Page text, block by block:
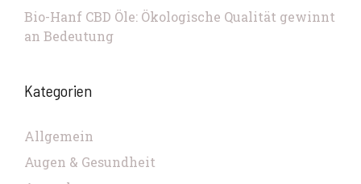
Bio-Hanf CBD Öle: Ökologische Qualität gewinnt
an Bedeutung
Kategorien
Allgemein
Augen & Gesundheit